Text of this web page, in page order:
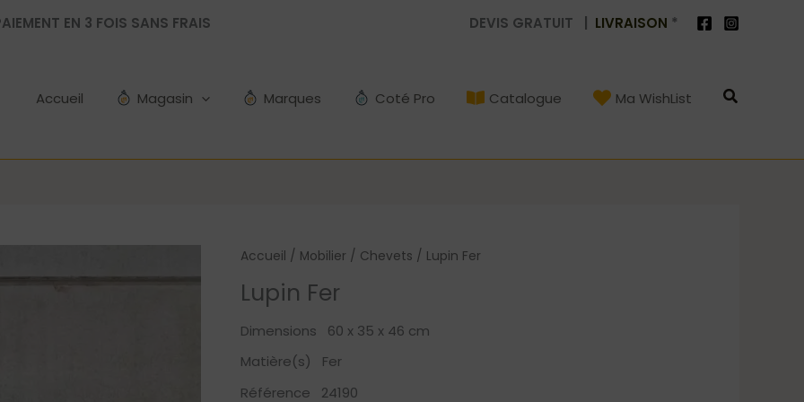
EN 3 FOIS SANS FRAIS DEVIS GRATUIT | LIVRAISON *
Accueil Magasin Marques Coté Pro Catalogue Ma WishList
Accueil / Mobilier / Chevets / Lupin Fer
Lupin Fer
Dimensions 60 x 35 x 46 cm
Matière(s) Fer
Référence 24190